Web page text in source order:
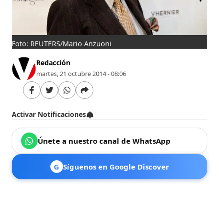
Foto: REUTERS/Mario Anzuoni
Redacción
martes, 21 octubre 2014 - 08:06
Activar Notificaciones
Únete a nuestro canal de WhatsApp
G Síguenos en Google Discover